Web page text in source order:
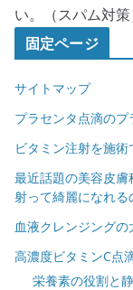
い。（スパム対策
固定ページ
サイトマップ
プラセンタ点滴のプ
ビタミン注射を施術
最近話題の美容皮
射って綺麗になれる
血液クレンジング
高濃度ビタミンC点
栄養素の役割と